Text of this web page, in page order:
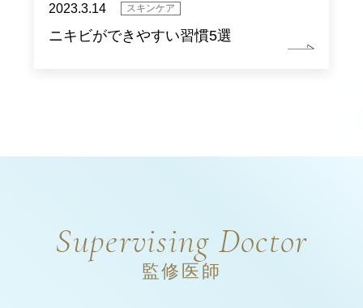
2023.3.14 スキンケア
ニキビができやすい習慣5選
Supervising Doctor
監修医師